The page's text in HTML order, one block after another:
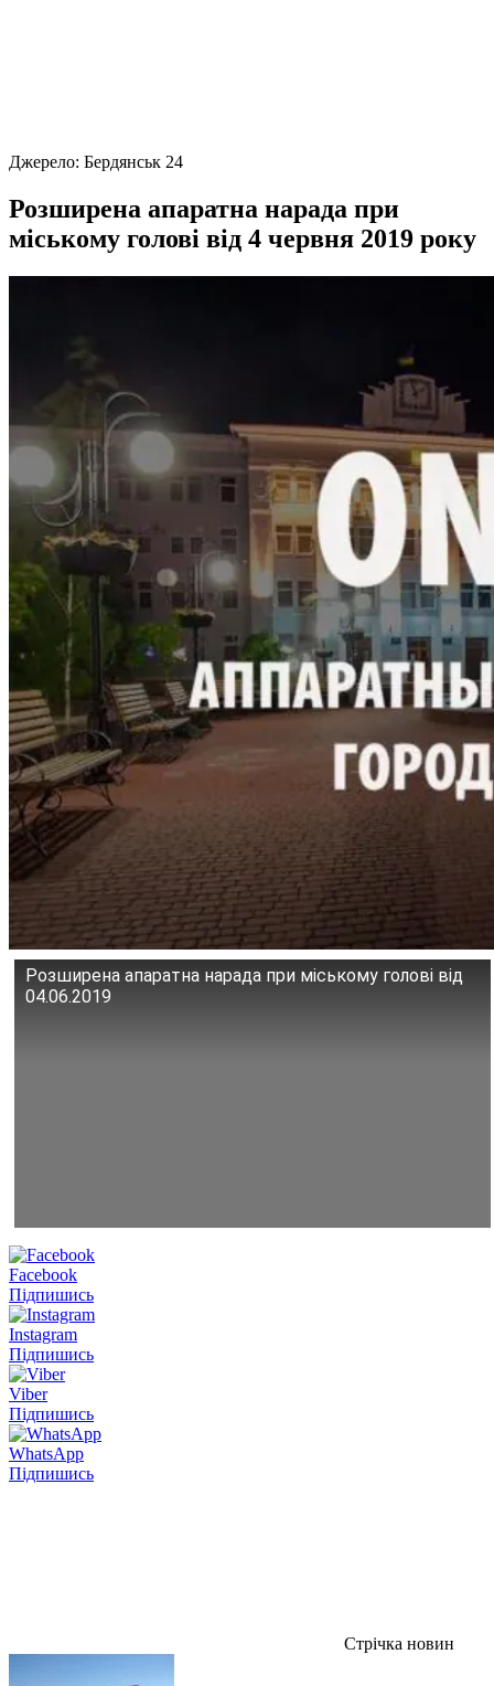
Джерело: Бердянськ 24
Розширена апаратна нарада при
міському голові від 4 червня 2019 року
Розширена апаратна нарада при міському голові від
04.06.2019
Facebook
Підпишись
Instagram
Підпишись
Viber
Підпишись
WhatsApp
Підпишись
Стрічка новин